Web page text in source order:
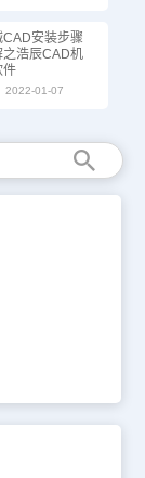
CAD安装步骤
之浩辰CAD机
件
2022-01-07